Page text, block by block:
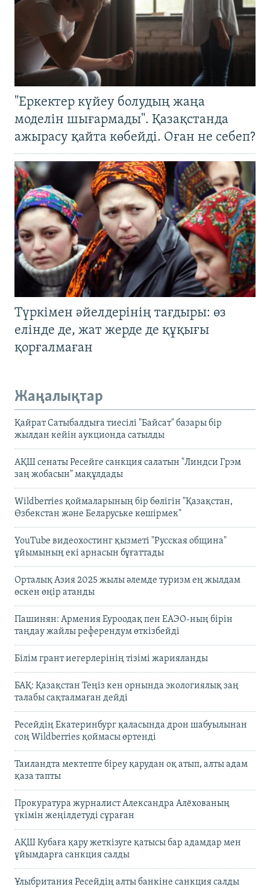
"Еркектер күйеу болудың жаңа
моделін шығармады". Қазақстанда
ажырасу қайта көбейді. Оған не себеп?
Түркімен әйелдерінің тағдыры: өз
елінде де, жат жерде де құқығы
қорғалмаған
Жаңалықтар
Қайрат Сатыбалдыға тиесілі "Байсат" базары бір
жылдан кейін аукционда сатылды
АҚШ сенаты Ресейге санкция салатын "Линдси Грэм
заң жобасын" мақұлдады
Wildberries қоймаларының бір бөлігін "Қазақстан,
Өзбекстан және Беларуське көшірмек"
YouTube видеохостинг қызметі "Русская община"
ұйымының екі арнасын бұғаттады
Орталық Азия 2025 жылы әлемде туризм ең жылдам
өскен өңір атанды
Пашинян: Армения Еуроодақ пен ЕАЭО-ның бірін
таңдау жайлы референдум өткізбейді
Білім грант иегерлерінің тізімі жарияланды
БАҚ: Қазақстан Теңіз кен орнында экологиялық заң
талабы сақталмаған дейді
Ресейдің Екатеринбург қаласында дрон шабуылынан
соң Wildberries қоймасы өртенді
Таиландта мектепте біреу қарудан оқ атып, алты адам
қаза тапты
Прокуратура журналист Александра Алёхованың
үкімін жеңілдетуді сұраған
АҚШ Кубаға қару жеткізуге қатысы бар адамдар мен
ұйымдарға санкция салды
Ұлыбритания Ресейдің алты банкіне санкция салды